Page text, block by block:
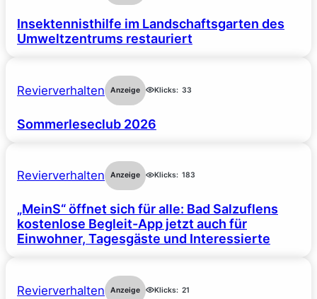
Insektennisthilfe im Landschaftsgarten des
Umweltzentrums restauriert
Revierverhalten Anzeige Klicks: 33
Sommerleseclub 2026
Revierverhalten Anzeige Klicks: 183
„MeinS“ öffnet sich für alle: Bad Salzuflens
kostenlose Begleit-App jetzt auch für
Einwohner, Tagesgäste und Interessierte
Revierverhalten Anzeige Klicks: 21